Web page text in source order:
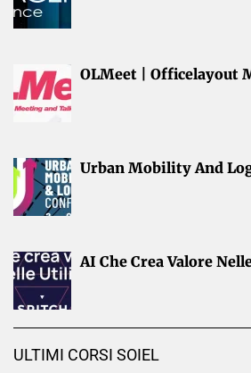
OLMeet | Officelayout
Urban Mobility And
AI Che Crea Valore
ULTIMI CORSI SOIEL